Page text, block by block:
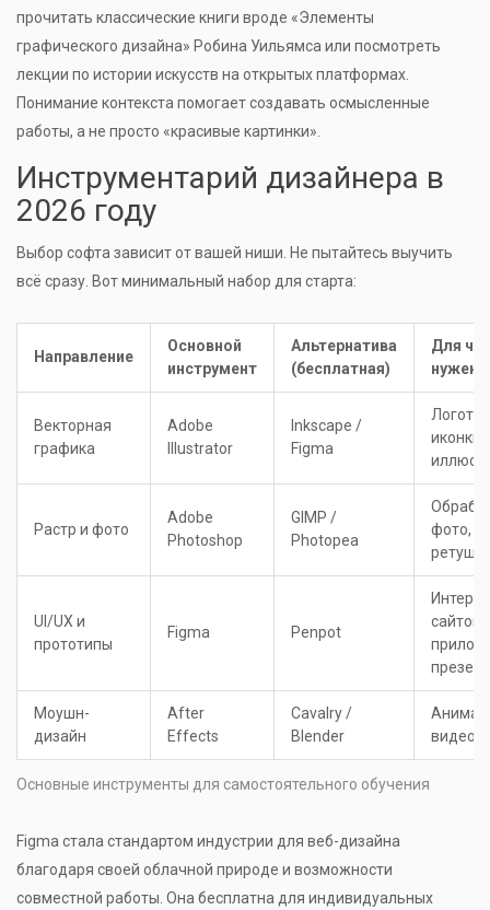
прочитать классические книги вроде «Элементы
графического дизайна» Робина Уильямса или посмотреть
лекции по истории искусств на открытых платформах.
Понимание контекста помогает создавать осмысленные
работы, а не просто «красивые картинки».
Инструментарий дизайнера в
2026 году
Выбор софта зависит от вашей ниши. Не пытайтесь выучить
всё сразу. Вот минимальный набор для старта:
Основные инструменты для самостоятельного обучения
Направление
Основной
инструмент
Альтернатива
(бесплатная)
Для
нужен
Векторная
графика
Adobe
Illustrator
Inkscape /
Figma
иконки,
Растр и фото
Adobe
Photoshop
GIMP /
Photopea
фото,
ретушь
UI/UX и
прототипы
Figma Penpot
сайтов,
Моушн-
дизайн
After
Effects
Cavalry /
Blender
Figma стала стандартом индустрии для веб-дизайна
благодаря своей облачной природе и возможности
совместной работы. Она бесплатна для индивидуальных